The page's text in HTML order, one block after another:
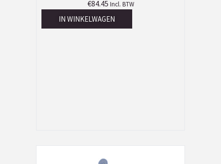
€84.45 Incl. BTW
IN WINKELWAGEN